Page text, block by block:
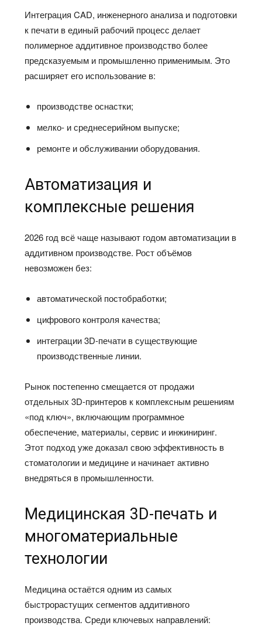
Интеграция CAD, инженерного анализа и подготовки
к печати в единый рабочий процесс делает
полимерное аддитивное производство более
предсказуемым и промышленно применимым. Это
расширяет его использование в:
производстве оснастки;
мелко- и среднесерийном выпуске;
ремонте и обслуживании оборудования.
Автоматизация и
комплексные решения
2026 год всё чаще называют годом автоматизации в
аддитивном производстве. Рост объёмов
невозможен без:
автоматической постобработки;
цифрового контроля качества;
интеграции 3D-печати в существующие
производственные линии.
Рынок постепенно смещается от продажи
отдельных 3D-принтеров к комплексным решениям
«под ключ», включающим программное
обеспечение, материалы, сервис и инжиниринг.
Этот подход уже доказал свою эффективность в
стоматологии и медицине и начинает активно
внедряться в промышленности.
Медицинская 3D-печать и
многоматериальные
технологии
Медицина остаётся одним из самых
быстрорастущих сегментов аддитивного
производства. Среди ключевых направлений: